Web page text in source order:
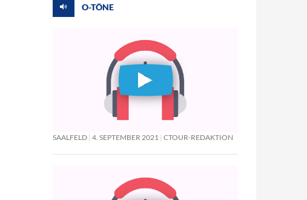
O-TÖNE
SAALFELD 4. SEPTEMBER 2021 CTOUR-REDAKTION